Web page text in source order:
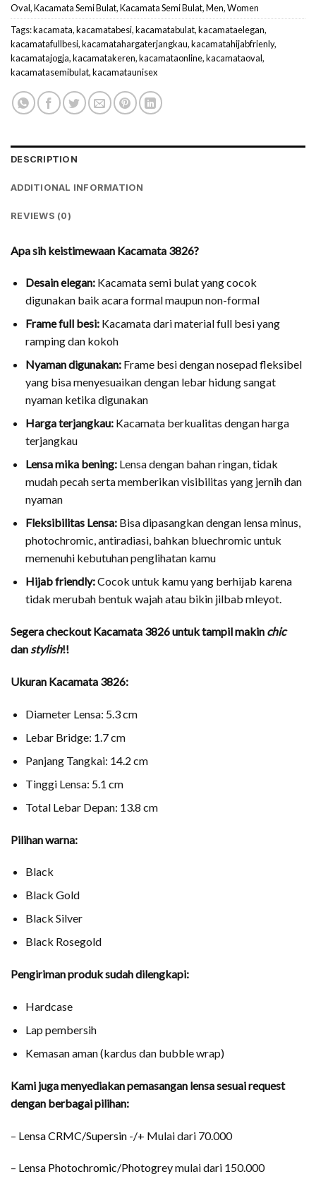
Oval,Kacamata Semi Bulat,Kacamata Semi Bulat,Men,Women
Tags:kacamata,kacamatabesi,kacamatabulat,kacamataelegan,
kacamatafullbesi,kacamatahargaterjangkau,kacamatahijabfrienly,
kacamatajogja,kacamatakeren,kacamataonline,kacamataoval,
kacamatasemibulat,kacamataunisex
DESCRIPTION
ADDITIONAL INFORMATION
REVIEWS (0)
Apa sih keistimewaan Kacamata 3826?
Desain elegan:Kacamata semi bulat yang cocok
digunakan baik acara formal maupun non-formal
Frame full besi:Kacamata dari material full besi yang
ramping dan kokoh
Nyaman digunakan:Frame besi dengan nosepad fleksibel
yang bisa menyesuaikan dengan lebar hidung sangat
nyaman ketika digunakan
Harga terjangkau:Kacamata berkualitas dengan harga
terjangkau
Lensa mika bening:Lensa dengan bahan ringan, tidak
mudah pecah serta memberikan visibilitas yang jernih dan
nyaman
Fleksibilitas Lensa:Bisa dipasangkan dengan lensa minus,
photochromic, antiradiasi, bahkan bluechromic untuk
memenuhi kebutuhan penglihatan kamu
Hijab friendly:Cocok untuk kamu yang berhijab karena
tidak merubah bentuk wajah atau bikin jilbab mleyot.
Segera checkoutKacamata 3826untuk tampil makin chic
danstylish!!
Ukuran Kacamata 3826:
Diameter Lensa: 5.3 cm
Lebar Bridge: 1.7 cm
Panjang Tangkai: 14.2 cm
Tinggi Lensa: 5.1 cm
Total Lebar Depan: 13.8 cm
Pilihan warna:
Black
Black Gold
Black Silver
Black Rosegold
Pengiriman produk sudah dilengkapi:
Hardcase
Lap pembersih
Kemasan aman (kardus dan bubble wrap)
Kami juga menyediakan pemasangan lensa sesuai request
dengan berbagai pilihan:
– Lensa CRMC/Supersin -/+ Mulai dari 70.000
– Lensa Photochromic/Photogreymulai dari 150.000